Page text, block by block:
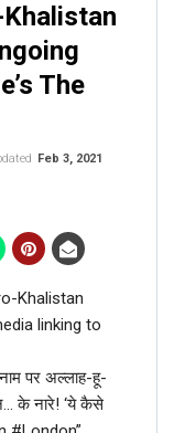
The
Feb 3, 2021
Khalistan
linking to
पर अल्लाह-हू-
के नारे! ‘ये कैसे